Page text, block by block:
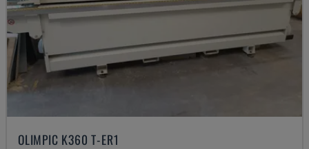
OLIMPIC K360 T-ER1